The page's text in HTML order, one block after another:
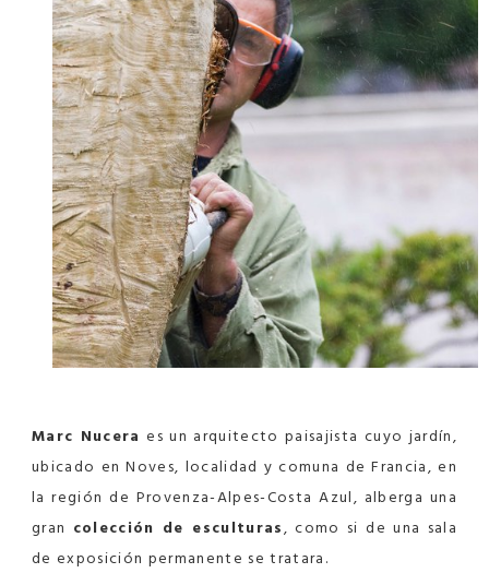
Marc Nucera es un arquitecto paisajista cuyo jardín,
ubicado en Noves, localidad y comuna de Francia, en
la región de Provenza-Alpes-Costa Azul, alberga una
gran colección de esculturas, como si de una sala
de exposición permanente se tratara.